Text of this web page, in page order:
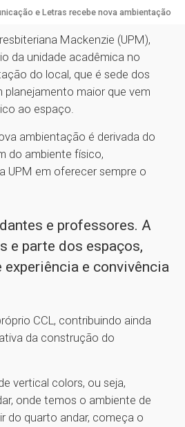
e Letras recebe nova ambientação
Mackenzie (UPM),
da unidade acadêmica no
do local, que é sede dos
planejamento maior que vem
ao espaço.
ambientação é derivada do
do ambiente físico,
UPM em oferecer sempre o
e professores. A
e parte dos espaços,
e convivência
CCL, contribuindo ainda
da construção do
vertical colors, ou seja,
onde temos o ambiente de
do quarto andar, começa o